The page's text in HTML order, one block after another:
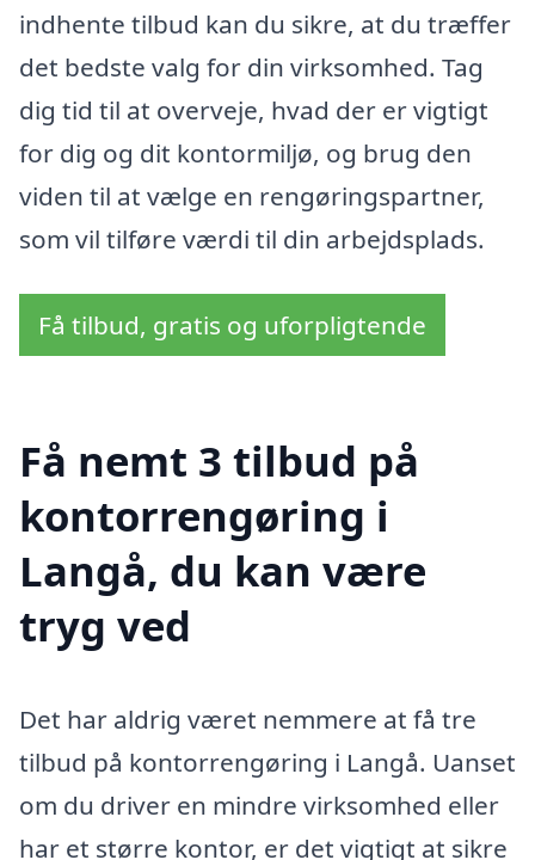
indhente tilbud kan du sikre, at du træffer
det bedste valg for din virksomhed. Tag
dig tid til at overveje, hvad der er vigtigt
for dig og dit kontormiljø, og brug den
viden til at vælge en rengøringspartner,
som vil tilføre værdi til din arbejdsplads.
Få tilbud, gratis og uforpligtende
Få nemt 3 tilbud på
kontorrengøring i
Langå, du kan være
tryg ved
Det har aldrig været nemmere at få tre
tilbud på kontorrengøring i Langå. Uanset
om du driver en mindre virksomhed eller
har et større kontor, er det vigtigt at sikre